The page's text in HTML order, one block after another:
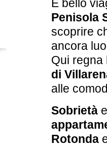
È bello
Penisola
scoprire
ancora
Qui
di
alle
Sobrietà
Rotonda